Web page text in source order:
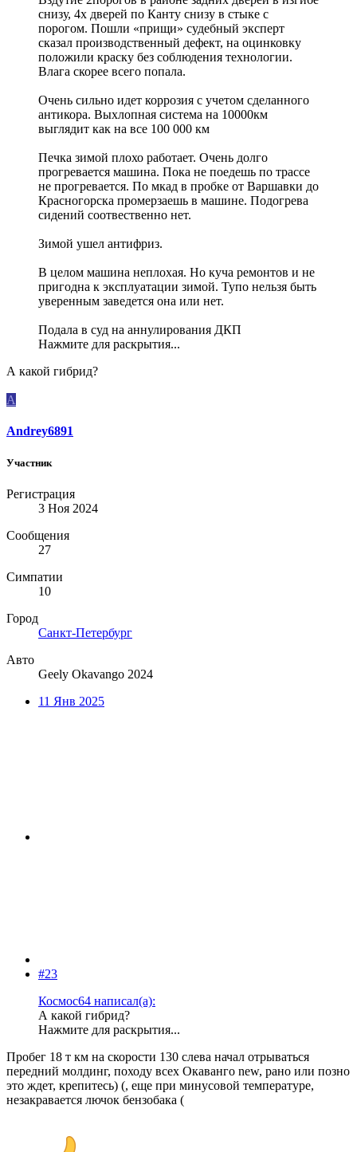
снизу, 4х дверей по Канту снизу в стыке с
порогом. Пошли «прищи» судебный эксперт
сказал производственный дефект, на оцинковку
положили краску без соблюдения технологии.
Влага скорее всего попала.
Очень сильно идет коррозия с учетом сделанного
антикора. Выхлопная система на 10000км
выглядит как на все 100 000 км
Печка зимой плохо работает. Очень долго
прогревается машина. Пока не поедешь по трассе
не прогревается. По мкад в пробке от Варшавки до
Красногорска промерзаешь в машине. Подогрева
сидений соотвественно нет.
Зимой ушел антифриз.
В целом машина неплохая. Но куча ремонтов и не
пригодна к эксплуатации зимой. Тупо нельзя быть
уверенным заведется она или нет.
Подала в суд на аннулирования ДКП
Нажмите для раскрытия...
А какой гибрид?
A
Andrey6891
Участник
Регистрация
3 Ноя 2024
Сообщения
27
Симпатии
10
Город
Санкт-Петербург
Авто
Geely Okavango 2024
11 Янв 2025
#23
Космос64 написал(а):
А какой гибрид?
Нажмите для раскрытия...
Пробег 18 т км на скорости 130 слева начал отрываться
передний молдинг, походу всех Окаванго new, рано или позно
это ждет, крепитесь) (, еще при минусовой температуре,
незакравается лючок бензобака (